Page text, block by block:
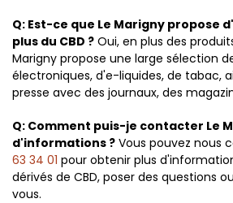
Q: Est-ce que Le Marigny propose
plus du CBD ? Oui, en plus des
Marigny propose une large sélection
électroniques, d'e-liquides, de tabac,
presse avec des journaux, des
Q: Comment puis-je contacter Le
d'informations ? Vous pouvez nous
63 34 01 pour obtenir plus
dérivés de CBD, poser des questions
vous.